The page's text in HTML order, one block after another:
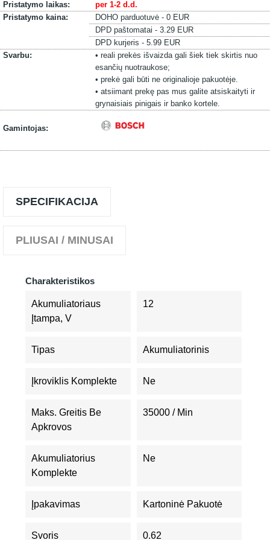
Pristatymo laikas:
per 1-2 d.d.
Pristatymo kaina:
DOHO parduotuvė - 0 EUR
DPD paštomatai - 3.29 EUR
DPD kurjeris - 5.99 EUR
Svarbu:
• reali prekės išvaizda gali šiek tiek skirtis nuo
esančių nuotraukose;
• prekė gali būti ne originalioje pakuotėje.
• atsiimant prekę pas mus galite atsiskaityti ir
grynaisiais pinigais ir banko kortele.
Gamintojas:
SPECIFIKACIJA
PLIUSAI / MINUSAI
Charakteristikos
Akumuliatoriaus
Įtampa, V
12
Tipas Akumuliatorinis
Įkroviklis Komplekte Ne
Maks. Greitis Be
Apkrovos
35000 / Min
Akumuliatorius
Komplekte
Ne
Įpakavimas Kartoninė Pakuotė
Svoris 0.62